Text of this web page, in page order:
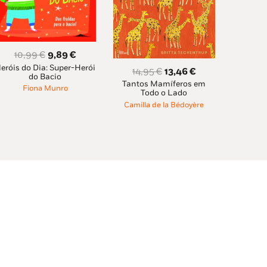
10,99€ O
preço
original
9,89€O
preço
do Dia: Super-Herói
do Bacio
Fiona Munro
14,95€ O
preço
original
13,46€O
preço
Tantos Mamíferos em
Todo o Lado
Camilla de la Bédoyère